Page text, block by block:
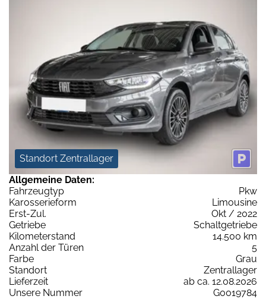
Standort Zentrallager
Allgemeine Daten:
Fahrzeugtyp
Pkw
Karosserieform
Limousine
Erst-Zul.
Okt / 2022
Getriebe
Schaltgetriebe
Kilometerstand
14.500 km
Anzahl der Türen
5
Farbe
Grau
Standort
Zentrallager
Lieferzeit
ab ca. 12.08.2026
Unsere Nummer
G0019784